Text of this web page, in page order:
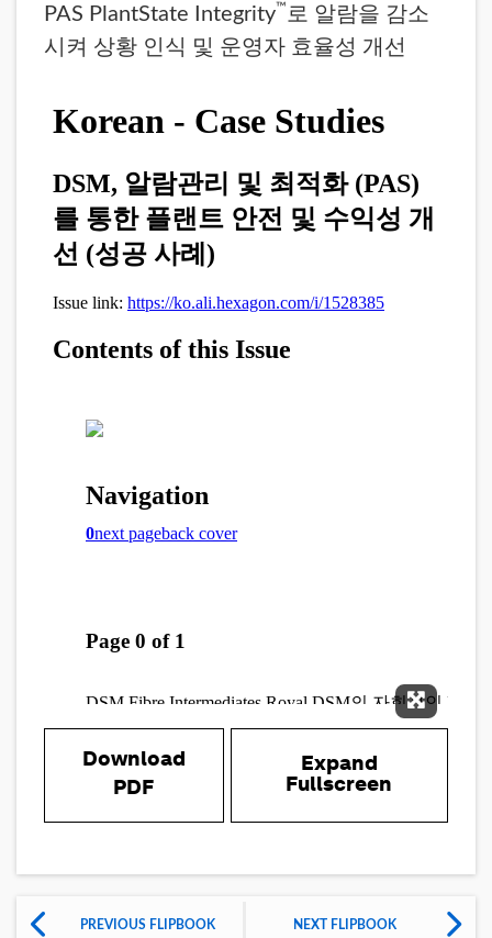
PAS PlantState Integrity™로 알람을 감소
시켜 상황 인식 및 운영자 효율성 개선
Expand
Download
PDF
Expand
Fullscreen
PREVIOUS FLIPBOOK NEXT FLIPBOOK